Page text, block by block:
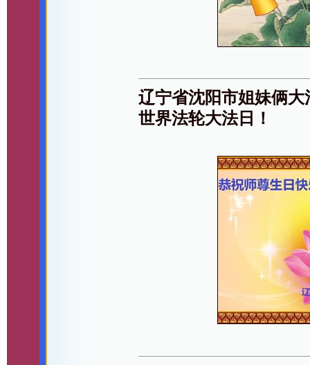
辽宁省沈阳市姐妹俩
世界法轮大法日！